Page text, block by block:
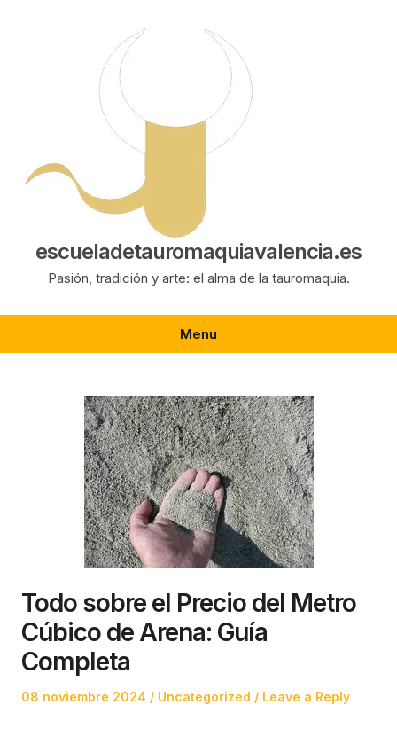
escueladetauromaquiavalencia.es
Pasión, tradición y arte: el alma de la tauromaquia.
Menu
Todo sobre el Precio del Metro
Cúbico de Arena: Guía
Completa
Posted
08 noviembre 2024
Posted
Uncategorized Leave a Reply